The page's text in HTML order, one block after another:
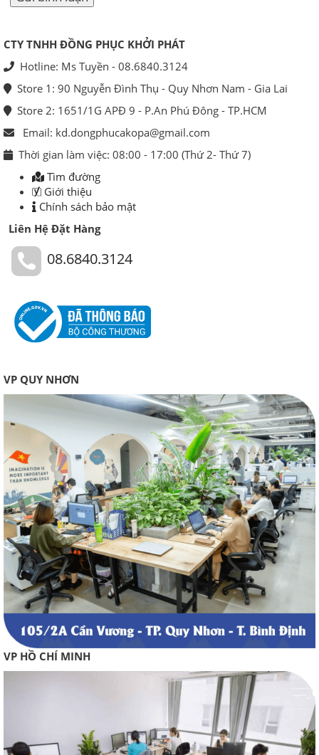
CTY TNHH ĐỒNG PHỤC KHỞI PHÁT
Hotline: Ms Tuyền - 08.6840.3124
Store 1: 90 Nguyễn Đình Thụ - Quy Nhơn Nam - Gia Lai
Store 2: 1651/1G APĐ 9 - P.An Phú Đông - TP.HCM
Email: kd.dongphucakopa@gmail.com
Thời gian làm việc: 08:00 - 17:00 (Thứ 2- Thứ 7)
Tìm đường
Giới thiệu
Chính sách bảo mật
Liên Hệ Đặt Hàng
08.6840.3124
VP QUY NHƠN
VP HỒ CHÍ MINH